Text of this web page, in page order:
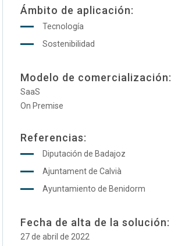
Ámbito de aplicación:
Tecnología
Sostenibilidad
Modelo de comercialización:
SaaS
On Premise
Referencias:
Diputación de Badajoz
Ajuntament de Calvià
Ayuntamiento de Benidorm
Fecha de alta de la solución:
27 de abril de 2022